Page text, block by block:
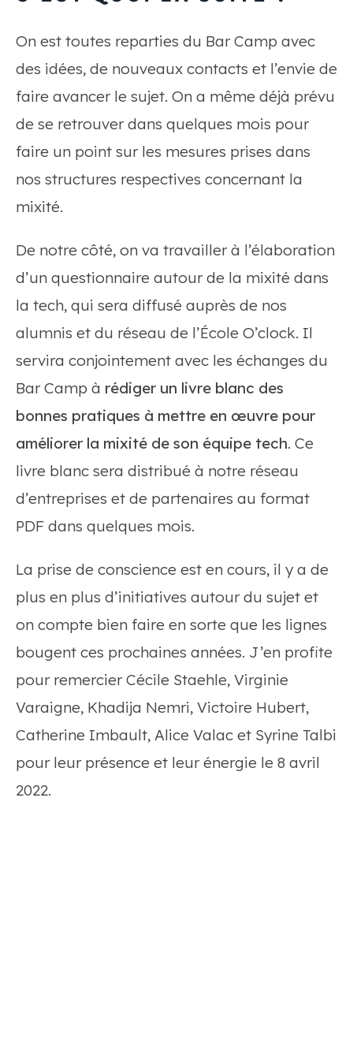
On est toutes reparties du Bar Camp avec
des idées, de nouveaux contacts et l’envie de
faire avancer le sujet. On a même déjà prévu
de se retrouver dans quelques mois pour
faire un point sur les mesures prises dans
nos structures respectives concernant la
mixité.
De notre côté, on va travailler à l’élaboration
d’un questionnaire autour de la mixité dans
la tech, qui sera diffusé auprès de nos
alumnis et du réseau de l’École O’clock. Il
servira conjointement avec les échanges du
Bar Camp à rédiger un livre blanc des
bonnes pratiques à mettre en œuvre pour
améliorer la mixité de son équipe tech. Ce
livre blanc sera distribué à notre réseau
d’entreprises et de partenaires au format
PDF dans quelques mois.
La prise de conscience est en cours, il y a de
plus en plus d’initiatives autour du sujet et
on compte bien faire en sorte que les lignes
bougent ces prochaines années. J’en profite
pour remercier Cécile Staehle, Virginie
Varaigne, Khadija Nemri, Victoire Hubert,
Catherine Imbault, Alice Valac et Syrine Talbi
pour leur présence et leur énergie le 8 avril
2022.